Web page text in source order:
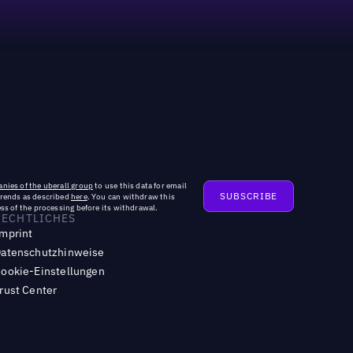
of the uberall groupto use this data for email
as described here. You can withdraw this
of the processing before its withdrawal.
Einstellungen
Center